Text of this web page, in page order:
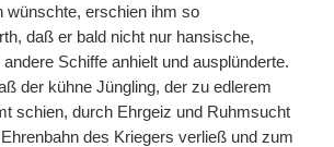
wünschte, erschien ihm so
daß er bald nicht nur hansische,
Schiffe anhielt und ausplünderte.
der kühne Jüngling, der zu edlerem
schien, durch Ehrgeiz und Ruhmsucht
des Kriegers verließ und zum